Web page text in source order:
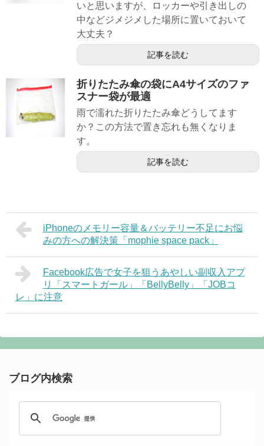
いと思いますが、ロッカーや引き出しの
中などジメジメした場所に置いておいて
大丈夫？
記事を読む
折りたたみ傘の袋にA4サイズのファ
スナー袋が最適
雨で濡れた折りたたみ傘どうしてます
か？この方法で置き忘れも無くなりま
す。
記事を読む
iPhoneのメモリー容量＆バッテリー不足にお悩
みの方への解決策「mophie space pack」
Facebook広告で女子を狙うあやしい副収入アプ
リ「スマートガール」「BellyBelly」「JOBコ
レ」に注意
ブログ内検索